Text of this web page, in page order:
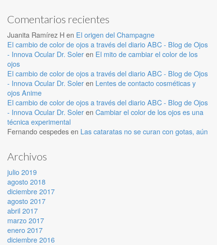
Comentarios recientes
Juanita Ramírez Hen El origen del Champagne
El cambio de color de ojos a través del diario ABC - Blog de Ojos
- Innova Ocular Dr. Soleren El mito de cambiar el color de los
ojos
El cambio de color de ojos a través del diario ABC - Blog de Ojos
- Innova Ocular Dr. Soleren Lentes de contacto cosméticas y
ojos Anime
El cambio de color de ojos a través del diario ABC - Blog de Ojos
- Innova Ocular Dr. Soleren Cambiar el color de los ojos es una
técnica experimental
Fernando cespedesen Las cataratas no se curan con gotas, aún
Archivos
julio 2019
agosto 2018
diciembre 2017
agosto 2017
abril 2017
marzo 2017
enero 2017
diciembre 2016